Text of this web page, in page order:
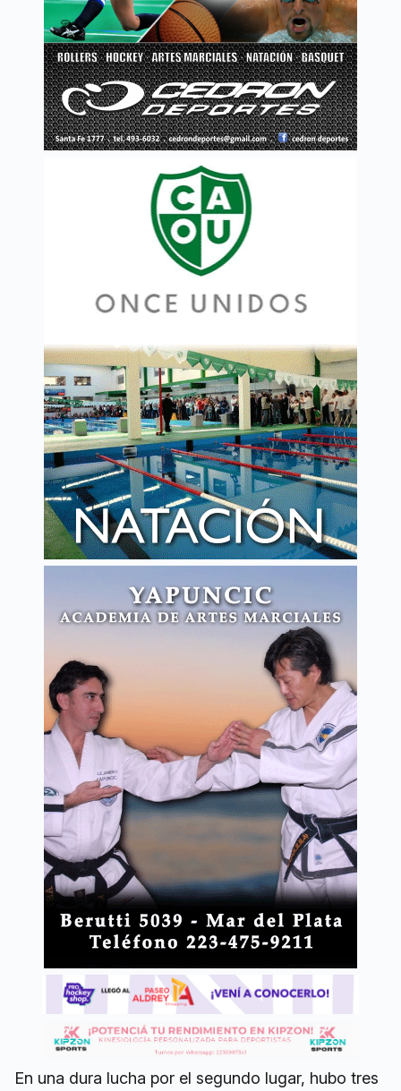
En una dura lucha por el segundo lugar, hubo tres